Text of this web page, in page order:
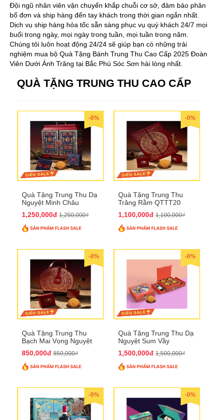
Đội ngũ nhân viên vận chuyển khắp chuỗi cơ sở, đảm bảo phân
bổ đơn và ship hàng đến tay khách trong thời gian ngắn nhất.
Dịch vụ ship hàng hỏa tốc sẵn sàng phục vụ quý khách 24/7 mọi
buổi trong ngày, mọi ngày trong tuần, mọi tuần trong năm.
Chúng tôi luôn hoạt động 24/24 sẽ giúp bạn có những trải
nghiệm mua bộ Quà Tặng Bánh Trung Thu Cao Cấp 2025 Đoàn
Viên Dưới Ánh Trăng tại Bắc Phú Sóc Sơn hài lòng nhất.
QUÀ TẶNG TRUNG THU CAO CẤP
-0%
Quà Tặng Trung Thu Dạ
Nguyệt Minh Châu
1,250,000đ 1,250,000₫
-0%
Quà Tặng Trung Thu
Trăng Rằm QTTT20
1,100,000đ 1,100,000₫
-0%
Quà Tặng Trung Thu
Bạch Mai Vọng Nguyệt
850,000đ 850,000₫
-0%
Quà Tặng Trung Thu Dạ
Nguyệt Sum Vầy
1,500,000đ 1,500,000₫
-0% -0%